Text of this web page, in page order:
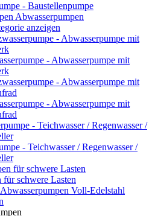
- Baustellenpumpe
Abwasserpumpen
anzeigen
- Abwasserpumpe mit
- Abwasserpumpe mit
- Teichwasser / Regenwasser /
für schwere Lasten
Voll-Edelstahl